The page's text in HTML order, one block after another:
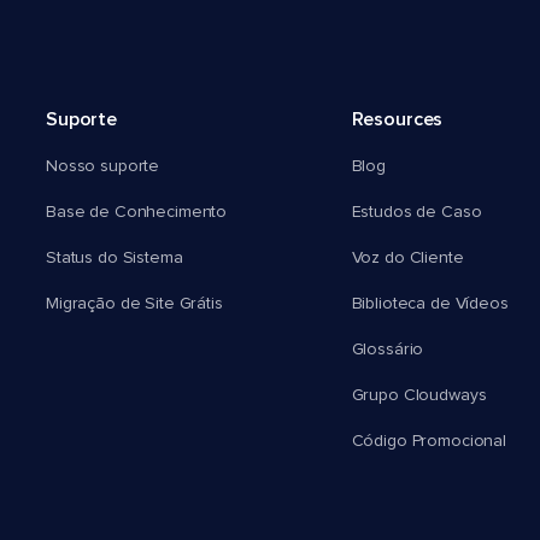
Suporte
Nosso suporte
Base de Conhecimento
Status do Sistema
Migração de Site Grátis
Resources
Blog
Estudos de Caso
Voz do Cliente
Biblioteca de Vídeos
Glossário
Grupo Cloudways
Código Promocional